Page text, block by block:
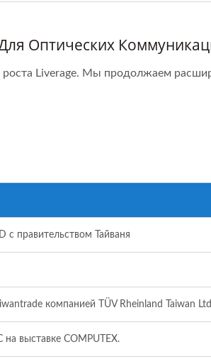
Оптических
Liverage. Мы продолжаем
с правительством Тайваня
компанией TÜV Rheinland Taiwan
выставке COMPUTEX.